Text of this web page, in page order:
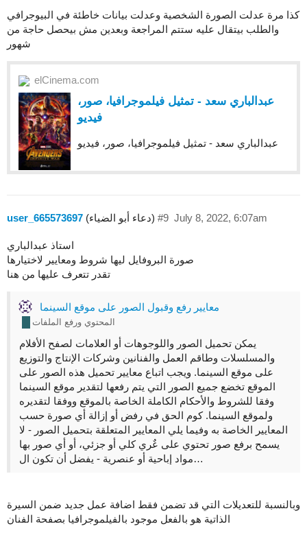
كذا مرة عدلت الصورة الشخصية وعدلت بيانات خاطئة في البيوجرافي
والطلب بيتقال عليه ستتم المراجعة وبعدين مش بيحصل حاجة من
شهور
elCinema.com
عبدالباري سعد - ﺗﻤﺜﻴﻞ فيلموجرافيا، صور،
فيديو
عبدالباري سعد - ﺗﻤﺜﻴﻞ فيلموجرافيا، صور، فيديو
user_665573697 (دعاء أبو الضياء) July 8, 2022, 6:07am
#9
استاذ عبدالباري
صورة البروفايل ليها شروط ومعايير لاختيارها
تقدر تتعرف عليها من هنا
معايير رفع وقبول الصور على موقع السينما
المحتوي ورفع الملفات
يمكن تحميل الصور واللوجوهات أو العلامات لصفح الأفلام
والمسلسلات وطاقم العمل والفنانين وشركات الإنتاج والتوزيع
على موقع السينما. ويجب اتباع معايير تحميل هذه الصور على
الموقع تخضع جميع الصور التي يتم رفعها لتقدير موقع السينما
وفقا للشروط والأحكام الكاملة الخاصة بالموقع ووفقا لتقديره
ولموقع السينما. كوم الحق في رفض أو إزالة أي صورة حسب
المعايير الخاصة به وفيما يلي المعايير المتعلقة بتحميل الصور - لا
يسمح برفع صور تحتوي على عٌري كلي أو جزئي، أو أي صور بها
مواد إباحية أو عنصرية - يفضل أن تكون ال…
وبالنسبة للتعديلات التي قد تضمن فقط اضافة عمل جديد ضمن السيرة
الذاتية هو بالفعل موجود بالفيلموجرافيا بصفحة الفنان